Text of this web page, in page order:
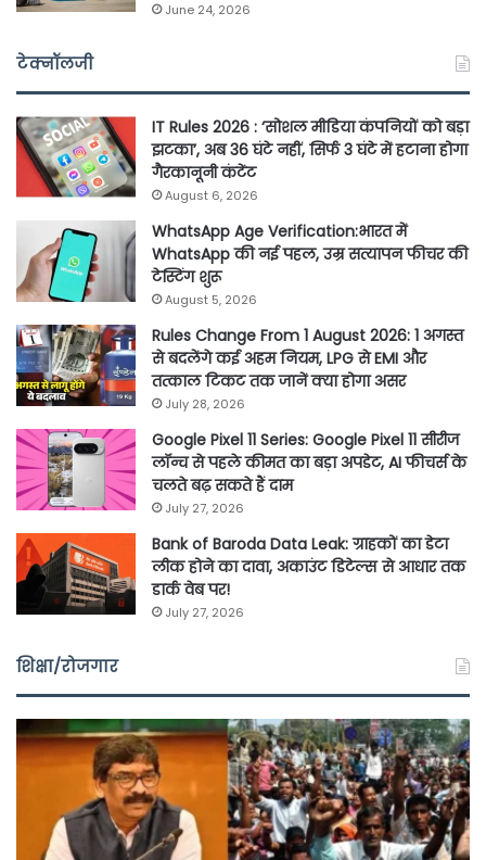
June 24, 2026
टेक्नॉलजी
IT Rules 2026 : ‘सोशल मीडिया कंपनियों को बड़ा
झटका’, अब 36 घंटे नहीं, सिर्फ 3 घंटे में हटाना होगा
गैरकानूनी कंटेंट
August 6, 2026
WhatsApp Age Verification:भारत में
WhatsApp की नई पहल, उम्र सत्यापन फीचर की
टेस्टिंग शुरू
August 5, 2026
Rules Change From 1 August 2026: 1 अगस्त
से बदलेंगे कई अहम नियम, LPG से EMI और
तत्काल टिकट तक जानें क्या होगा असर
July 28, 2026
Google Pixel 11 Series: Google Pixel 11 सीरीज
लॉन्च से पहले कीमत का बड़ा अपडेट, AI फीचर्स के
चलते बढ़ सकते हैं दाम
July 27, 2026
Bank of Baroda Data Leak: ग्राहकों का डेटा
लीक होने का दावा, अकाउंट डिटेल्स से आधार तक
डार्क वेब पर!
July 27, 2026
शिक्षा/रोजगार